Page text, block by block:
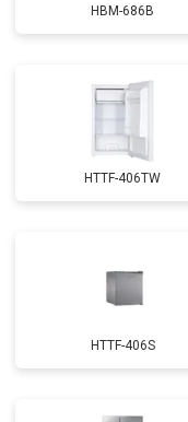
HBM-686B
HTTF-406TW
HTTF-406S